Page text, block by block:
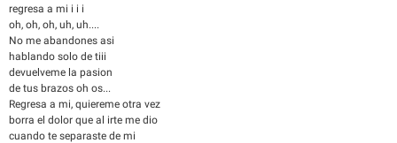
regresa a mi i i i
oh, oh, oh, uh, uh....
No me abandones asi
hablando solo de tiii
devuelveme la pasion
de tus brazos oh os...
Regresa a mi, quiereme otra vez
borra el dolor que al irte me dio
cuando te separaste de mi